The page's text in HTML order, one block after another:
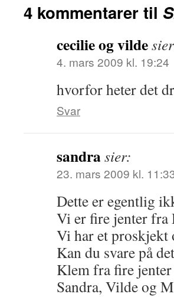
4 kommentarer til
cecilie og vilde
4. mars 2009 kl. 19:24
hvorfor heter det
Svar
sandrasier:
23. mars 2009 kl.
Dette er egentlig
Vi er fire jenter fra
Vi har et
Kan du svare på
Klem fra fire
Sandra, Vilde og